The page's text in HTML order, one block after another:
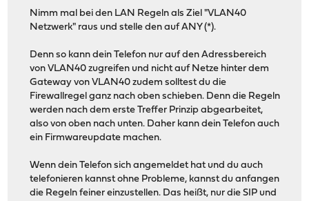
Nimm mal bei den LAN Regeln als Ziel "VLAN40
Netzwerk" raus und stelle den auf ANY (*).
Denn so kann dein Telefon nur auf den Adressbereich
von VLAN40 zugreifen und nicht auf Netze hinter dem
Gateway von VLAN40 zudem solltest du die
Firewallregel ganz nach oben schieben. Denn die Regeln
werden nach dem erste Treffer Prinzip abgearbeitet,
also von oben nach unten. Daher kann dein Telefon auch
ein Firmwareupdate machen.
Wenn dein Telefon sich angemeldet hat und du auch
telefonieren kannst ohne Probleme, kannst du anfangen
die Regeln feiner einzustellen. Das heißt, nur die SIP und